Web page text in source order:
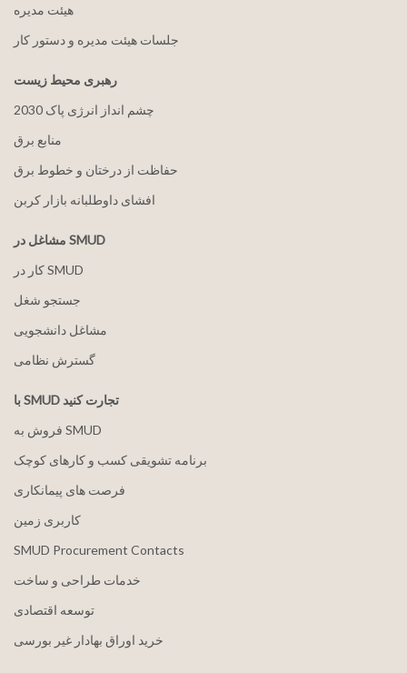
هيئت مدیره
جلسات هیئت مدیره و دستور کار
رهبری محیط زیست
2030 چشم انداز انرژی پاک
منابع برق
حفاظت از درختان و خطوط برق
افشای داوطلبانه بازار کربن
مشاغل در SMUD
کار در SMUD
جستجو شغل
مشاغل دانشجویی
گسترش نظامی
با SMUD تجارت کنید
فروش به SMUD
برنامه تشویقی کسب و کارهای کوچک
فرصت های پیمانکاری
کاربری زمین
SMUD Procurement Contacts
خدمات طراحی و ساخت
توسعه اقتصادی
خرید اوراق بهادار غیر بورسی